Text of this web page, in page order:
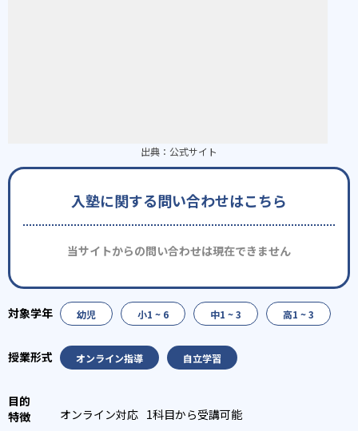
出典： 公式サイト
入塾に関する問い合わせはこちら
当サイトからの問い合わせは現在できません
幼児 小1 ~ 6 中1 ~ 3 高1 ~ 3
オンライン指導 自立学習
オンライン対応 1科目から受講可能